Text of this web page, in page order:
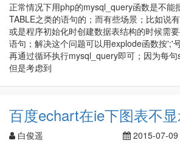
正常情况下用php的mysql_query函数是不能
TABLE之类的语句的；而有些场景；比如说
或是程序初始化时创建数据表结构的时候需
语句；解决这个问题可以用explode函数按';'
再通过循环执行mysql_query即可；因为每句
但是考虑到
百度echart在ie下图表不
白俊遥
2015-07-09